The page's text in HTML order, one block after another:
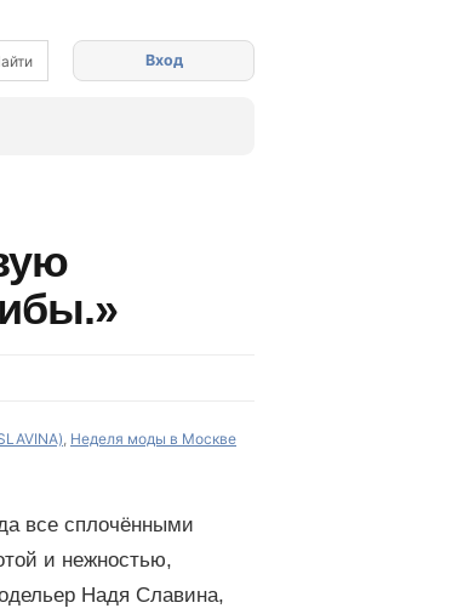
Вход
, Неделя моды в Москве
все сплочёнными
и нежностью,
Надя Славина,